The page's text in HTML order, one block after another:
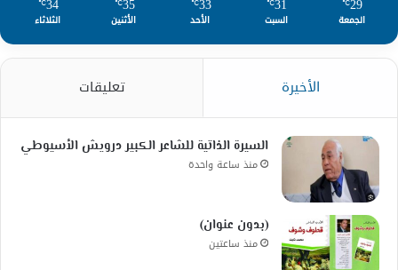
29
℃
الجمعة
31
℃
السبت
33
℃
الأحد
35
℃
الأثنين
34
℃
الثلاثاء
الأخيرة تعليقات
السيرة الذاتية للشاعر الكبير درويش الأسيوطي
منذ ساعة واحدة
(بدون عنوان)
منذ ساعتين